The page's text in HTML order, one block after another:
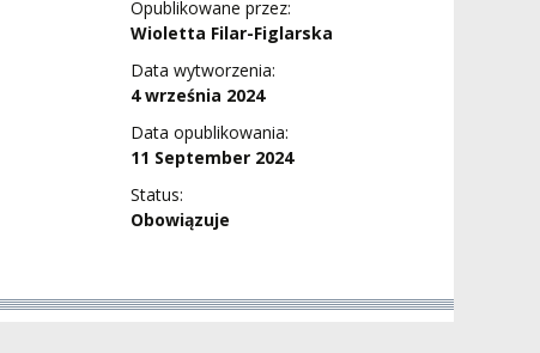
Opublikowane przez:
Wioletta Filar-Figlarska
Data wytworzenia:
4 września 2024
Data opublikowania:
11 September 2024
Status:
Obowiązuje